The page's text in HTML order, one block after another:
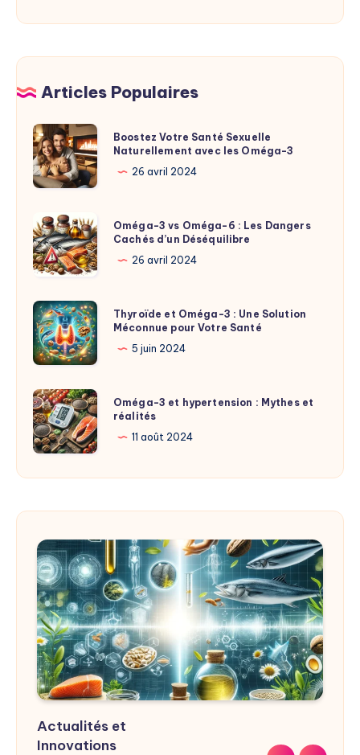
Articles Populaires
Boostez
Votre
Santé
Sexuelle
Naturellement
avec
les
Oméga-
Boostez Votre Santé Sexuelle
Naturellement avec les Oméga-3
26 avril 2024
Oméga-
3
vs
6
:
Les
Dangers
d’un
Déséquilibre
Oméga-3 vs Oméga-6 : Les Dangers
Cachés d’un Déséquilibre
26 avril 2024
Thyroïde
et
Oméga-
3
:
Une
Solution
Méconnue
Santé
Thyroïde et Oméga-3 : Une Solution
Méconnue pour Votre Santé
5 juin 2024
Oméga-
3
et
hypertension
:
réalités
Oméga-3 et hypertension : Mythes et
réalités
11 août 2024
Actualités et
Innovations
Longévité et
Vieillissement en
Nutrition et
Supplémentation
Performance
Physique
Prévention du Cancer
Santé Bucco-
dentaire
Santé
Cardiovasculaire
Santé Cérébrale et
Cognitive
Santé de la Peau
Santé des
Articulations
Santé des Yeux
Santé Digestive
Santé Hormonale
Santé Intestinale